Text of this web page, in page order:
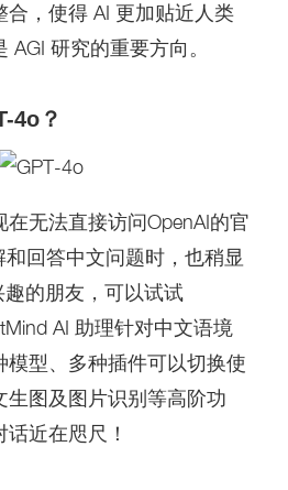
合，使得 AI 更加贴近人类
AGI 研究的重要方向。
4o？
无法直接访问OpenAI的官
和回答中文问题时，也稍显
的朋友，可以试试
AI 助理针对中文语境
模型、多种插件可以切换使
生图及图片识别等高阶功
近在咫尺！